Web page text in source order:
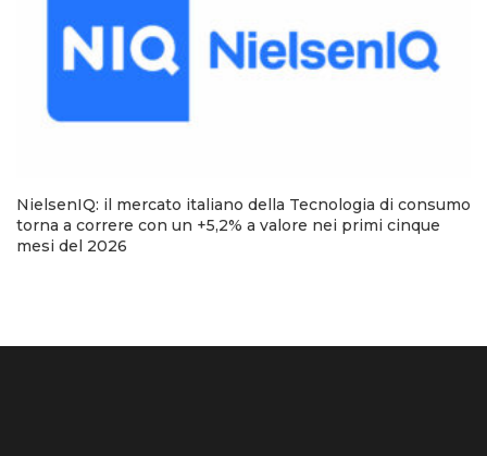
NielsenIQ: il mercato italiano della Tecnologia di consumo
torna a correre con un +5,2% a valore nei primi cinque
mesi del 2026